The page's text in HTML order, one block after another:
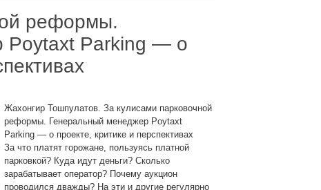
реформы.
Poytaxt Parking — о
Жахонгир Тошпулатов. За кулисами парковочной
реформы. Генеральный менеджер Poytaxt
Parking — о проекте, критике и перспективах
За что платят горожане, пользуясь платной
парковкой? Куда идут деньги? Сколько
зарабатывает оператор? Почему аукцион
проводился дважды? На эти и другие регулярно